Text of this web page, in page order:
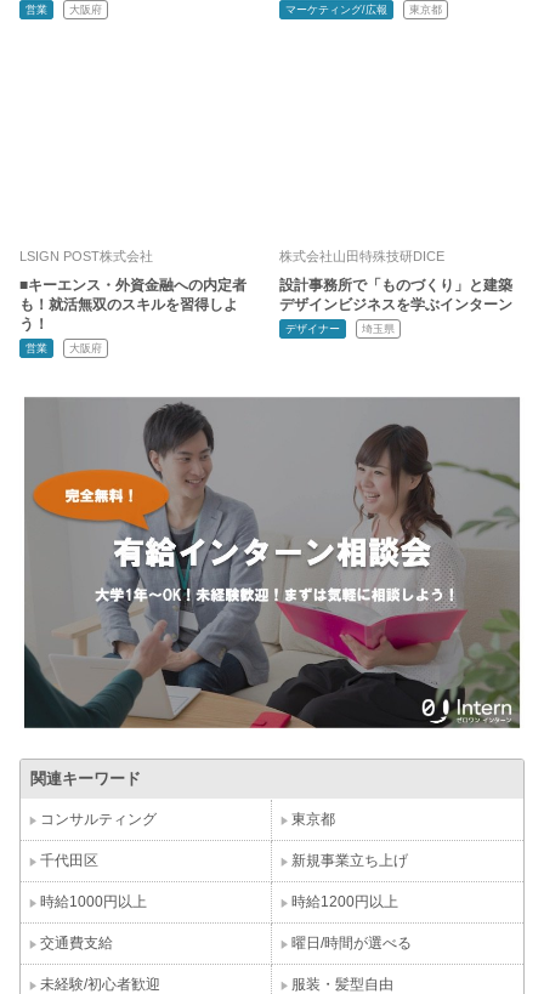
営業 大阪府 マーケティング/広報 東京都
LSIGN POST株式会社
■キーエンス・外資金融への内定者
も！就活無双のスキルを習得しよ
う！
営業 大阪府
株式会社山田特殊技研DICE
設計事務所で「ものづくり」と建築
デザインビジネスを学ぶインターン
デザイナー 埼玉県
関連キーワード
コンサルティング 東京都
千代田区 新規事業立ち上げ
時給1000円以上 時給1200円以上
交通費支給 曜日/時間が選べる
未経験/初心者歓迎 服装・髪型自由